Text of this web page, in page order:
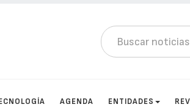
AGENDA ENTIDADES